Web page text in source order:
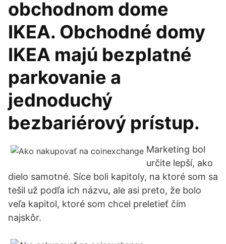
obchodnom dome
IKEA. Obchodné domy
IKEA majú bezplatné
parkovanie a
jednoduchý
bezbariérový prístup.
Marketing bol
určite lepší, ako
dielo samotné. Síce boli kapitoly, na ktoré som sa
tešil už podľa ich názvu, ale asi preto, že bolo
veľa kapitol, ktoré som chcel preletieť čím
najskôr.